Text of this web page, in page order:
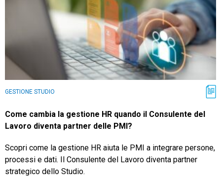
GESTIONE STUDIO
Come cambia la gestione HR quando il Consulente del
Lavoro diventa partner delle PMI?
Scopri come la gestione HR aiuta le PMI a integrare persone,
processi e dati. Il Consulente del Lavoro diventa partner
strategico dello Studio.